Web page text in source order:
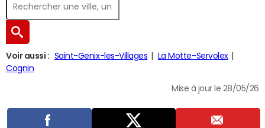
Voir aussi : Saint-Genix-les-Villages
La Motte-Servolex
Cognin
Mise à jour le 28/05/26